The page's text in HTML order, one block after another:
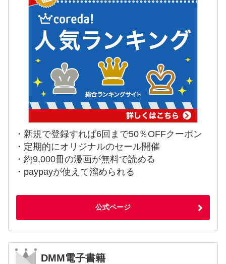
・新規で登録すれば6回まで50％OFFクーポン
・定期的にオリジナルのセール開催
・約9,000冊の漫画が無料で読める
・paypayが使えて溜められる
公式ページ
DMM電子書籍